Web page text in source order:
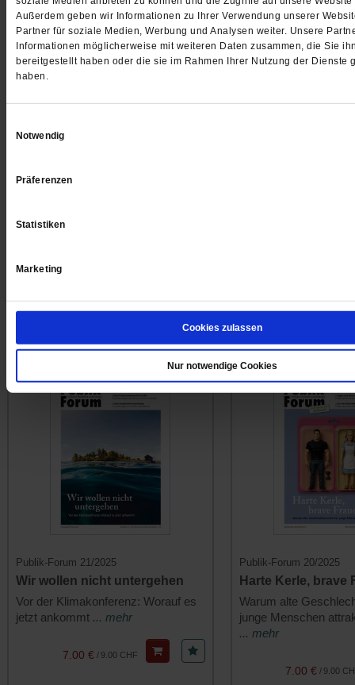
Außerdem geben wir Informationen zu Ihrer Verwendung unserer
Partner für soziale Medien, Werbung und Analysen weiter. Unsere
Informationen möglicherweise mit weiteren Daten zusammen, die Sie
bereitgestellt haben oder die sie im Rahmen Ihrer Nutzung der Dienste
haben.
Notwendig
Präferenzen
Statistiken
Marketing
Cookies zulassen
Nur notwendige Cookies
Publik-Forum 23/2025
Franziskus weiterführt
9.00 CHF
/
7.00 €
Publik-Forum 21/2025
Wir wollen nicht untergehen
Vor der Klimakonferenz: Worauf es
jetzt ankommt ... mehr
9.00 CHF
/
7.00 €
Publik-Forum 20/2025
Harte Kerle, brave
Warum alte
junge Menschen
... mehr
9.00
/
7.00 €